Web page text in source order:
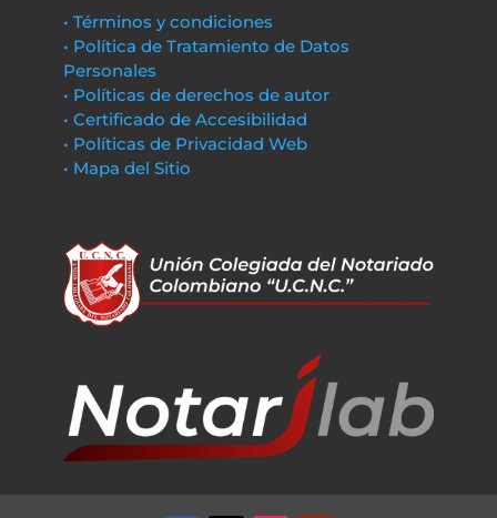
• Términos y condiciones
• Política de Tratamiento de Datos
Personales
• Políticas de derechos de autor
• Certificado de Accesibilidad
• Políticas de Privacidad Web
• Mapa del Sitio